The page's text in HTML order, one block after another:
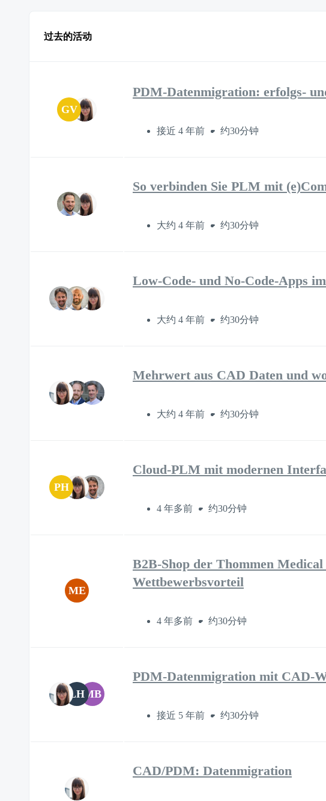
过去的活动
GV
PDM-Datenmigration: erfolgs-
接近 4 年前 约30分钟
So verbinden Sie PLM mit
大约 4 年前 约30分钟
Low-Code- und No-Code-Apps
大约 4 年前 约30分钟
Mehrwert aus CAD Daten und
大约 4 年前 约30分钟
PH
Cloud-PLM mit modernen
4 年多前 约30分钟
ME
B2B-Shop der Thommen
Wettbewerbsvorteil
4 年多前 约30分钟
LHMB
PDM-Datenmigration mit CAD-
接近 5 年前 约30分钟
CAD/PDM: Datenmigration